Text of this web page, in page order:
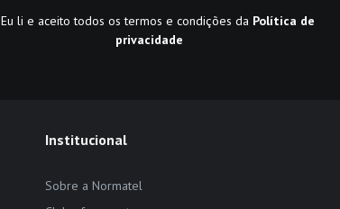
Eu li e aceito todos os termos e condições da Política de
privacidade
Institucional
Sobre a Normatel